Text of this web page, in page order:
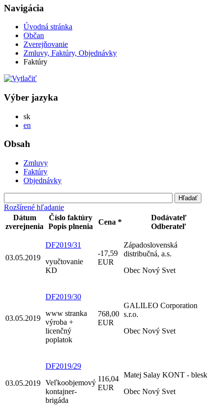
Navigácia
Úvodná stránka
Občan
Zverejňovanie
Zmluvy, Faktúry, Objednávky
Faktúry
Výber jazyka
skSlovensky
en
Obsah
Zmluvy
Faktúry
Objednávky
Rozšírené hľadanie
Dátum
zverejnenia
Číslo faktúry
Popis plnenia
Cena *
Dodávateľ
Odberateľ
03.05.2019
DF2019/31
vyučtovanie
KD
-17,59
EUR
Západoslovenská
distribučná, a.s.
Obec Nový Svet
03.05.2019
DF2019/30
www stranka
výroba +
licenčný
poplatok
768,00
EUR
GALILEO Corporation
s.r.o.
Obec Nový Svet
03.05.2019
DF2019/29
Veľkoobjemový
kontajner-
brigáda
116,04
EUR
Matej Salay KONT - blesk
Obec Nový Svet